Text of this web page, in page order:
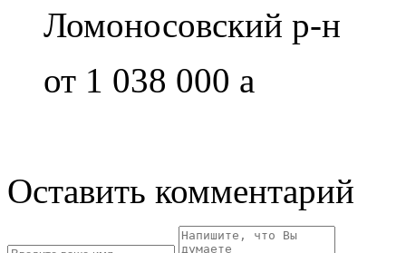
Ломоносовский р-н
от 1 038 000 a
Оставить комментарий